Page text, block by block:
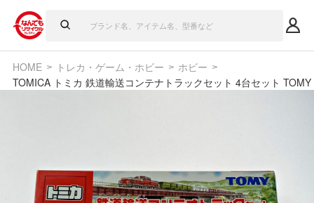
HOME トレカ・ゲーム・ホビー
ホビー
TOMICA トミカ 鉄道輸送コンテナトラックセット 4台セット